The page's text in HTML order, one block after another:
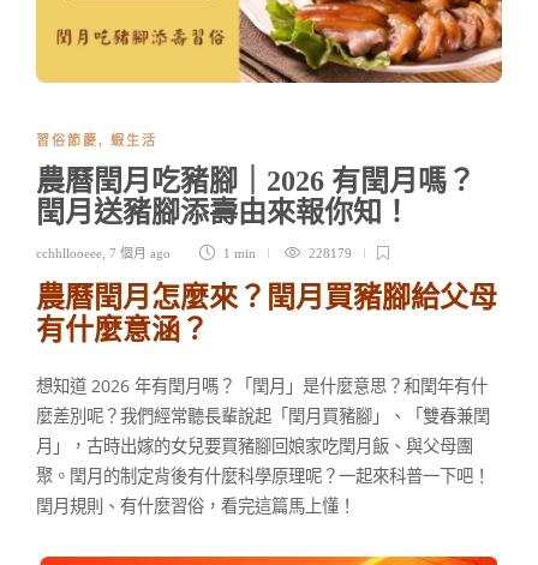
習俗節慶, 蝦生活
農曆閏月吃豬腳｜2026 有閏月嗎？
閏月送豬腳添壽由來報你知！
cchhllooeee 7 個月 ago 1 min 228179
農曆閏月怎麼來？閏月買豬腳給父母
有什麼意涵 ？
想知道 2026 年有閏月嗎？「閏月」是什麼意思？和閏年有什
麼差別呢？我們經常聽長輩說起「閏月買豬腳」、「雙春兼閏
月」，古時出嫁的女兒要買豬腳回娘家吃閏月飯、與父母團
聚。閏月的制定背後有什麼科學原理呢？一起來科普一下吧！
閏月規則、有什麼習俗，看完這篇馬上懂！